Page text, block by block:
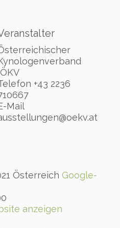
Österreich Google-
anzeigen
+43 2236
Mail